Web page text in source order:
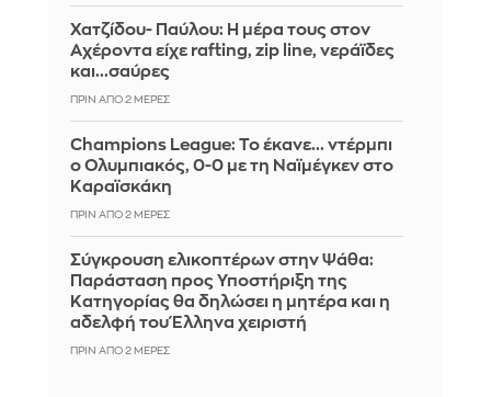
Χατζίδου- Παύλου: Η μέρα τους στον
Αχέροντα είχε rafting, zip line, νεράϊδες
και...σαύρες
ΠΡΙΝ ΑΠΌ 2 ΜΈΡΕΣ
Champions League: Το έκανε... ντέρμπι
ο Ολυμπιακός, 0-0 με τη Ναϊμέγκεν στο
Καραϊσκάκη
ΠΡΙΝ ΑΠΌ 2 ΜΈΡΕΣ
Σύγκρουση ελικοπτέρων στην Ψάθα:
Παράσταση προς Υποστήριξη της
Κατηγορίας θα δηλώσει η μητέρα και η
αδελφή του Έλληνα χειριστή
ΠΡΙΝ ΑΠΌ 2 ΜΈΡΕΣ